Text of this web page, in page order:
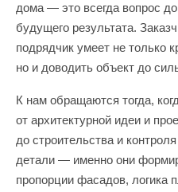
дома — это всегда вопрос
будущего результата.
подрядчик умеет не только
но и доводить объект до
К нам обращаются тогда,
от архитектурной идеи и
до строительства и
детали — именно они
пропорции фасадов, логика